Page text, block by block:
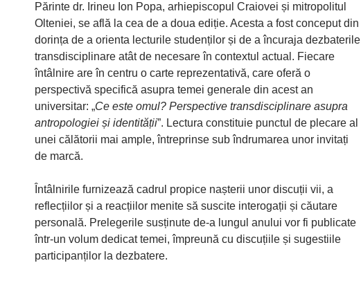
Părinte dr. Irineu Ion Popa, arhiepiscopul Craiovei și mitropolitul
Olteniei, se află la cea de a doua ediție. Acesta a fost conceput din
dorința de a orienta lecturile studenților și de a încuraja dezbaterile
transdisciplinare atât de necesare în contextul actual. Fiecare
întâlnire are în centru o carte reprezentativă, care oferă o
perspectivă specifică asupra temei generale din acest an
universitar: „Ce este omul? Perspective transdisciplinare asupra
antropologiei și identității”. Lectura constituie punctul de plecare al
unei călătorii mai ample, întreprinse sub îndrumarea unor invitați
de marcă.
Întâlnirile furnizează cadrul propice nașterii unor discuții vii, a
reflecțiilor și a reacțiilor menite să suscite interogații și căutare
personală. Prelegerile susținute de-a lungul anului vor fi publicate
într-un volum dedicat temei, împreună cu discuțiile și sugestiile
participanților la dezbatere.